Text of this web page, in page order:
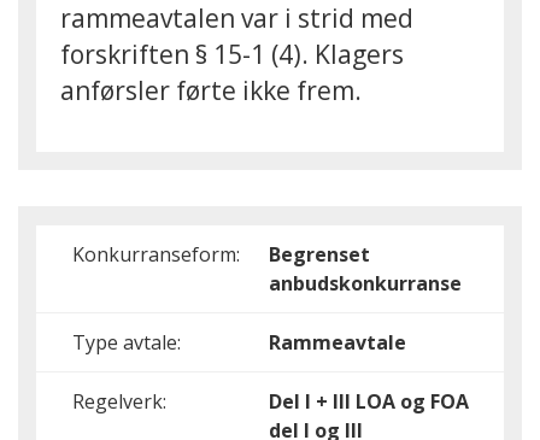
rammeavtalen var i strid med
forskriften § 15-1 (4). Klagers
anførsler førte ikke frem.
Konkurranseform:
Begrenset
anbudskonkurranse
Type avtale: Rammeavtale
Regelverk: Del I + III LOA og FOA
del I og III